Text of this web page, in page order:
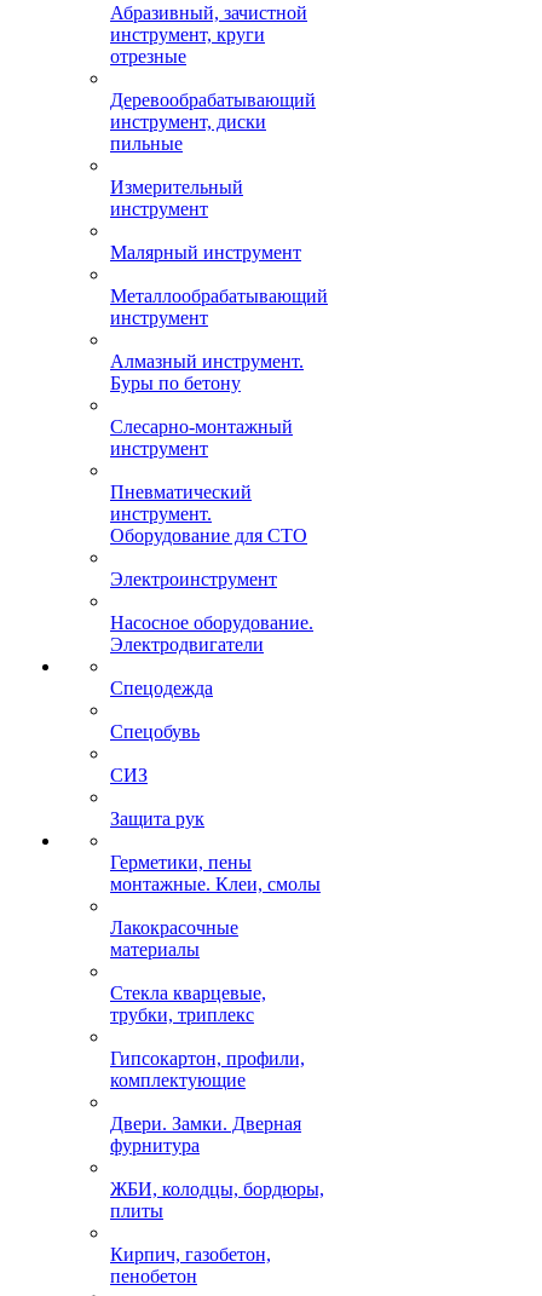
Абразивный, зачистной
инструмент, круги
отрезные
Деревообрабатывающий
инструмент, диски
пильные
Измерительный
инструмент
Малярный инструмент
Металлообрабатывающий
инструмент
Алмазный инструмент.
Буры по бетону
Слесарно-монтажный
инструмент
Пневматический
инструмент.
Оборудование для СТО
Электроинструмент
Насосное оборудование.
Электродвигатели
Спецодежда
Спецобувь
СИЗ
Защита рук
Герметики, пены
монтажные. Клеи, смолы
Лакокрасочные
материалы
Стекла кварцевые,
трубки, триплекс
Гипсокартон, профили,
комплектующие
Двери. Замки. Дверная
фурнитура
ЖБИ, колодцы, бордюры,
плиты
Кирпич, газобетон,
пенобетон